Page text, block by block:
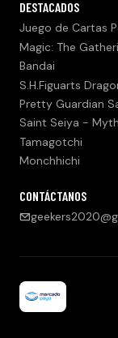
DESTACADOS
Juego de Cartas
Magic: The
Bandai
S.H.Figuarts
Pretty Guardian
Saint Seiya -
Tamagotchi
Monchhichi
CONTÁCTANOS